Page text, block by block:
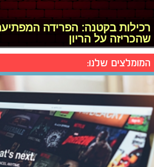
רכילות בקטנה: הפרידה
שהכריזה על הריון
המומלצים שלנו: